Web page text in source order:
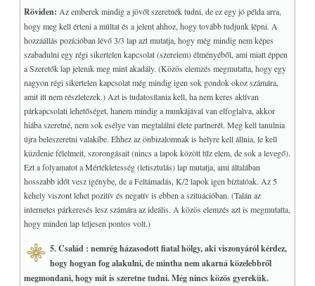
Röviden: Az emberek mindig a jövőt szeretnék tudni, de ez egy jó példa arra,
hogy meg kell érteni a múltat és a jelent ahhoz, hogy tovább tudjunk lépni. A
hozzáállás pozícióban lévő 3/3 lap azt mutatja, hogy még mindig nem képes
szabadulni egy régi sikertelen kapcsolat (szerelem) élményéből, ami miatt éppen
a Szeretők lap jelenik meg mint akadály. (Közös elemzés megmutatta, hogy egy
nagyon régi sikertelen kapcsolat még mindig igen sok gondok okoz számára,
amit itt nem részletezek.) Azt is tudatosítania kell, ha nem keres aktívan
párkapcsolati lehetőséget, hanem mindig a munkájával van elfoglalva, akkor
hiába szeretné, nem sok esélye van megtalálni élete partnerét. Meg kell tanulnia
újra beleszeretni valakibe. Ehhez az önbizalomnak is helyre kell állnia, le kell
küzdenie félelmeit, szorongásait (nincs a lapok között tűz elem, de sok a levegő).
Ezt a folyamatot a Mértékletesség (letisztulás) lap mutatja, ami általában
hosszabb időt vesz igénybe, de a Feltámadás, K/2 lapok igen bíztatóak. Az 5
kehely viszont lehet pozitív és negatív is ebben a szituációban. (Talán az
internetes párkeresés lesz számára az ideális. A közös elemzés azt is megmutatta,
hogy minden lap teljesen pontos volt.)
5. Család : nemrég házasodott fiatal hölgy, aki viszonyáról kérdez,
hogy hogyan fog alakulni, de mintha nem akarná közelebbről
megmondani, hogy mit is szeretne tudni. Még nincs közös gyerekük.